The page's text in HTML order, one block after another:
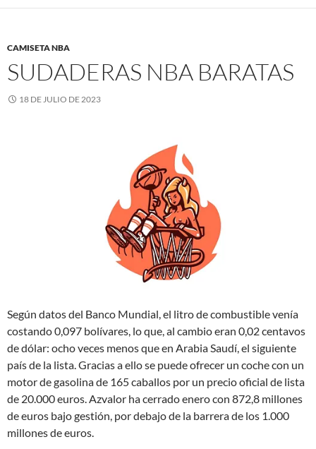
CAMISETA NBA
SUDADERAS NBA BARATAS
18 DE JULIO DE 2023
Según datos del Banco Mundial, el litro de combustible venía
costando 0,097 bolívares, lo que, al cambio eran 0,02 centavos
de dólar: ocho veces menos que en Arabia Saudí, el siguiente
país de la lista. Gracias a ello se puede ofrecer un coche con un
motor de gasolina de 165 caballos por un precio oficial de lista
de 20.000 euros. Azvalor ha cerrado enero con 872,8 millones
de euros bajo gestión, por debajo de la barrera de los 1.000
millones de euros.